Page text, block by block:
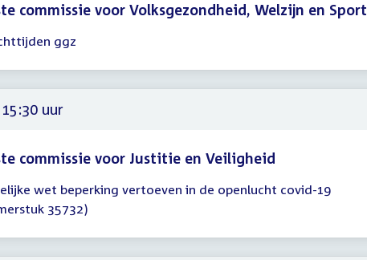
commissie voor Volksgezondheid, Welzijn en Sport
ggz
uur
commissie voor Justitie en Veiligheid
wet beperking vertoeven in de openlucht covid-19
35732)